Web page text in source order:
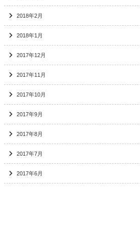
2018年2月
2018年1月
2017年12月
2017年11月
2017年10月
2017年9月
2017年8月
2017年7月
2017年6月